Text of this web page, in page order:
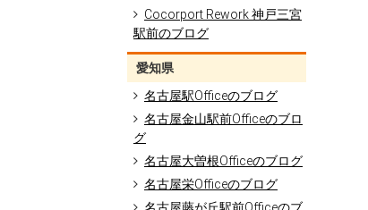
Cocorport Rework 神戸三宮
駅前のブログ
愛知県
名古屋駅Officeのブログ
名古屋金山駅前Officeのブロ
グ
名古屋大曽根Officeのブログ
名古屋栄Officeのブログ